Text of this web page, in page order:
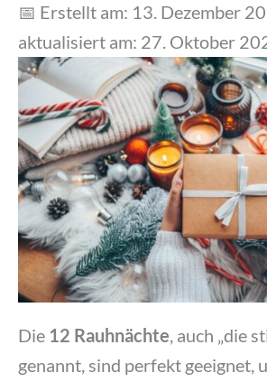
📅 Erstellt am: 13. Dezember
aktualisiert am: 27. Oktober
Die 12 Rauhnächte, auch „die
genannt, sind perfekt geeignet,